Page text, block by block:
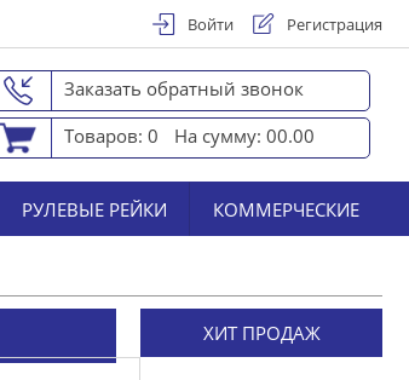
Войти Регистрация
Заказать обратный звонок
Товаров: 0
На сумму: 00.00
РУЛЕВЫЕ РЕЙКИ КОММЕРЧЕСКИЕ
ХИТ ПРОДАЖ